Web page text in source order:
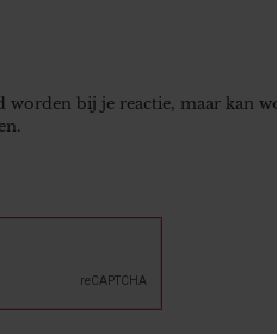
worden bij je reactie, maar kan